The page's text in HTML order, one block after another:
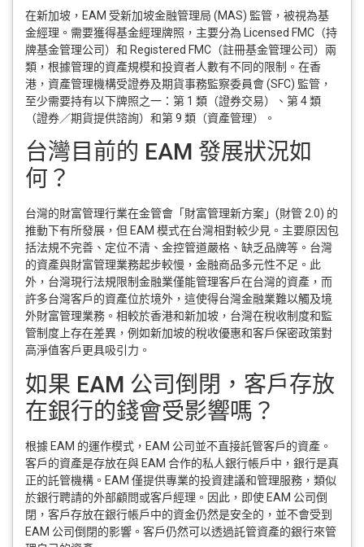
在新加坡，EAM 受新加坡金融管理局 (MAS) 監管，被視為基
金經理。需要獲得基金經理牌照，主要分為 Licensed FMC（持
牌基金管理公司）和 Registered FMC（註冊基金管理公司）兩
類，根據管理的資產規模和投資者人數有不同的限制。在香
港，資產管理機構受證券及期貨事務監察委員會 (SFC) 監管，
至少需要持有以下牌照之一：第 1 類（證券交易）、第 4 類
（證券／期貨提供諮詢）和第 9 類（資產管理）。
台灣目前的 EAM 發展狀況如
何？
台灣的財富管理行業在金管會「財富管理新方案」(財管 2.0) 的
推動下有所發展，但 EAM 模式在台灣相對較少見。主要原因包
括法規不完善、定位不清、金控管道嚴格、缺乏品牌等。台灣
的資產與財富管理業務起步較慢，金融商品多元性不足。此
外，台灣現行法規限制金融業僅能管理客戶在台灣的資產，而
許多台灣客戶的資產位於境外，這使得台灣金融業難以觸及境
外財富管理業務。相較於香港和新加坡，台灣在稅收制度和監
管制度上存在差異，例如新加坡的稅收優惠和客戶保密政策對
高淨值客戶更具吸引力。
如果 EAM 公司倒閉，客戶存放
在銀行的錢會受影響嗎？
根據 EAM 的運作模式，EAM 公司並不直接託管客戶的資產。
客戶的資產是存放在與 EAM 合作的私人銀行帳戶中，銀行是真
正的託管機構。EAM 僅提供專業的投資建議和管理服務，類似
於銀行聘請的外部顧問或客戶經理。因此，即使 EAM 公司倒
閉，客戶存放在銀行帳戶中的資金仍然是安全的，並不會受到
EAM 公司倒閉的影響。客戶仍然可以透過託管資產的銀行來管